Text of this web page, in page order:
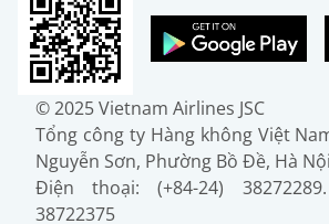
© 2025 Vietnam Airlines JSC
Tổng công ty Hàng không Việt
Nguyễn Sơn, Phường Bồ Đề, Hà
Điện thoại: (+84-24)
38722375